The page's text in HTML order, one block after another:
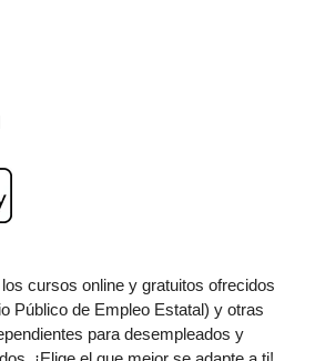
cursos online y gratuitos ofrecidos
Público de Empleo Estatal) y otras
para desempleados y